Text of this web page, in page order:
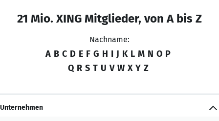
21 Mio. XING Mitglieder, von A bis Z
Nachname:
A B C D E F G H I J K L M N O P
Q R S T U V W X Y Z
Unternehmen